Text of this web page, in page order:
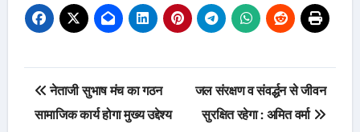
Post
navigation
नेताजी सुभाष मंच का गठन
सामाजिक कार्य होगा मुख्य उद्देश्य
जल संरक्षण व संवर्द्धन से जीवन
सुरक्षित रहेगा : अमित वर्मा